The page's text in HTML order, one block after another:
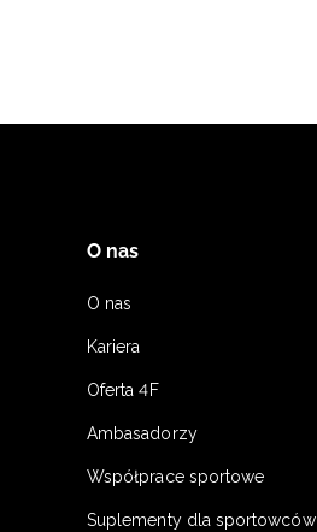
O nas
O nas
Kariera
Oferta 4F
Ambasadorzy
Współprace sportowe
Suplementy dla sportowców